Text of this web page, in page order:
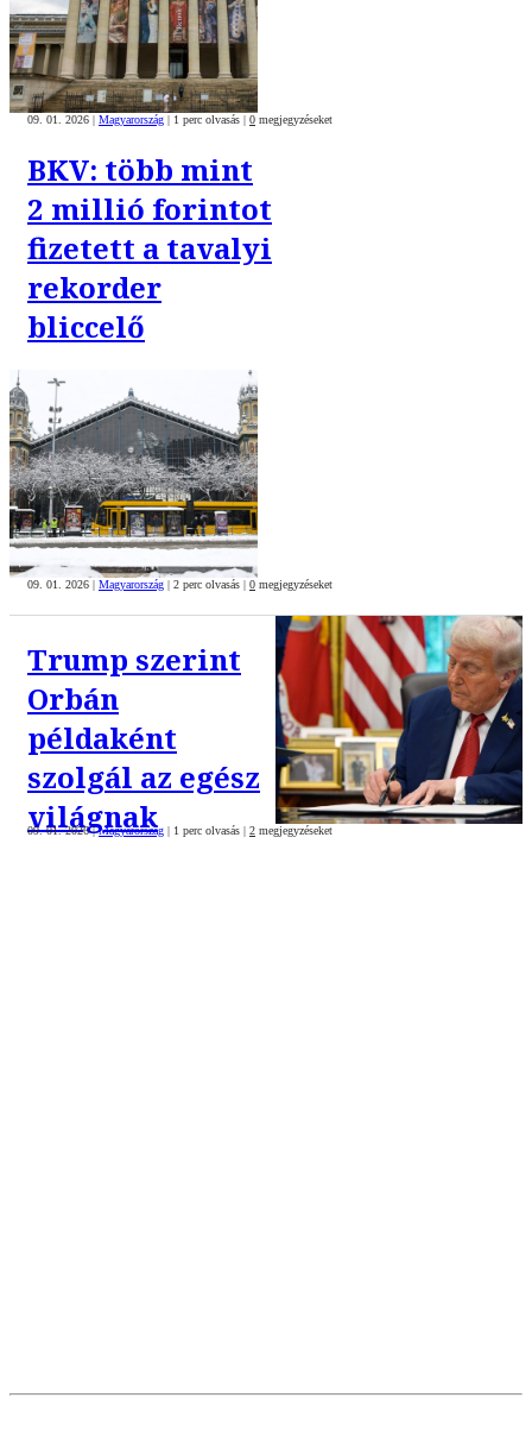
09. 01. 2026 | Magyarország | 1 perc olvasás | 0 megjegyzéseket
BKV: több mint
2 millió forintot
fizetett a tavalyi
rekorder
bliccelő
09. 01. 2026 | Magyarország | 2 perc olvasás | 0 megjegyzéseket
Trump szerint
Orbán
példaként
szolgál az egész
világnak
09. 01. 2026| Magyarország | 1 perc olvasás | 2 megjegyzéseket